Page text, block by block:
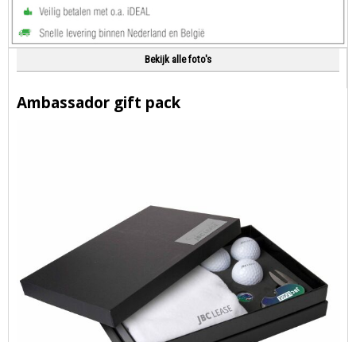
Bekijk alle foto's
Ambassador gift pack